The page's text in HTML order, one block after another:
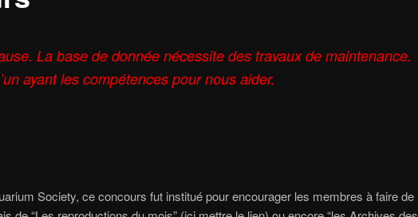
La base de donnée nécessite des travaux de maintenance.
ayant les compétences pour nous aider.
Society, ce concours fut institué pour encourager les membres à faire de